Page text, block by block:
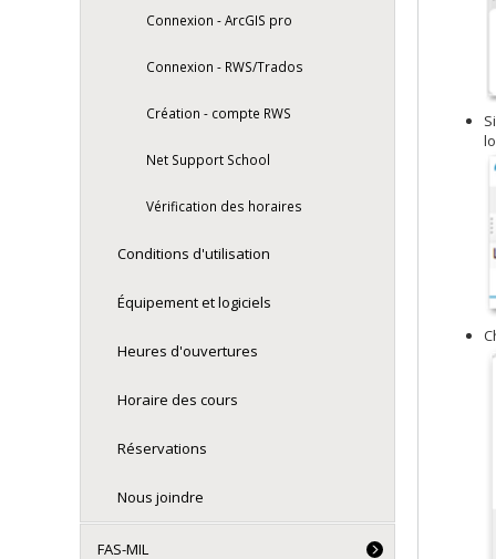
Connexion - ArcGIS pro
Connexion - RWS/Trados
Création - compte RWS
Net Support School
Vérification des horaires
Conditions d'utilisation
Équipement et logiciels
Heures d'ouvertures
Horaire des cours
Réservations
Nous joindre
FAS-MIL